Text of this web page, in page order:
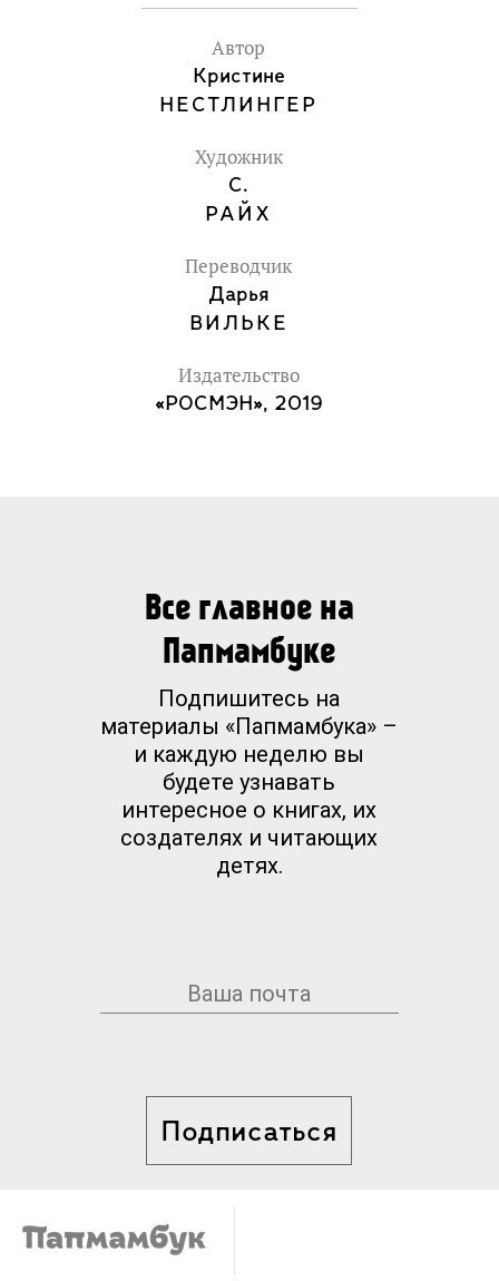
Автор
Кристине
НЕСТЛИНГЕР
Художник
С.
РАЙХ
Переводчик
Дарья
ВИЛЬКЕ
Издательство
«РОСМЭН», 2019
Все главное на
Папмамбуке
Подпишитесь на
материалы «Папмамбука» –
и каждую неделю вы
будете узнавать
интересное о книгах, их
создателях и читающих
детях.
Подписаться